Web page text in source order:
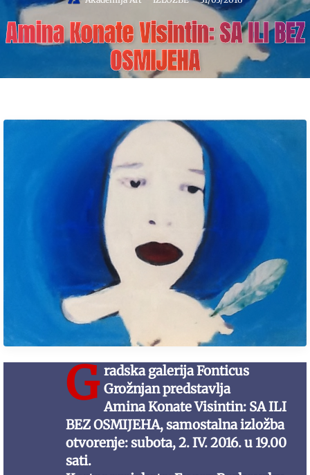
Amina Konate Visintin: SA ILI BEZ
OSMIJEHA
G radska galerija Fonticus
Grožnjan predstavlja
Amina Konate Visintin: SA ILI
BEZ OSMIJEHA, samostalna izložba
otvorenje: subota, 2. IV. 2016. u 19.00
sati.